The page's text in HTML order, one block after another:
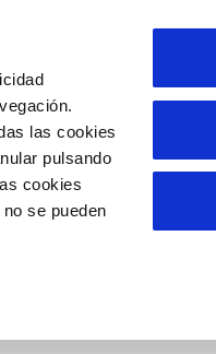
las cookies
pulsando
cookies
se pueden
INCIDENCIAS
Comunica
PORTAL DE